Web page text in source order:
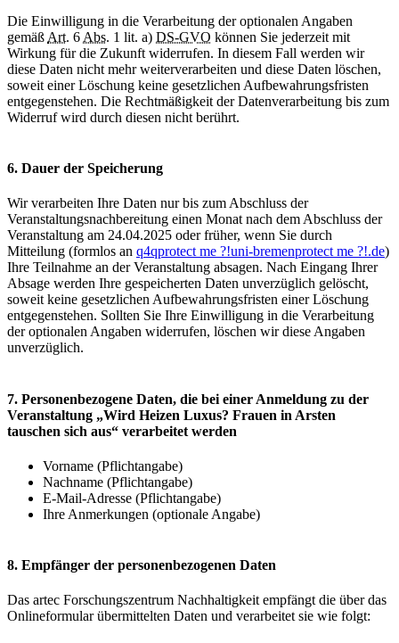
Die Einwilligung in die Verarbeitung der optionalen Angaben
gemäß Art. 6 Abs. 1 lit. a) DS-GVO können Sie jederzeit mit
Wirkung für die Zukunft widerrufen. In diesem Fall werden wir
diese Daten nicht mehr weiterverarbeiten und diese Daten löschen,
soweit einer Löschung keine gesetzlichen Aufbewahrungsfristen
entgegenstehen. Die Rechtmäßigkeit der Datenverarbeitung bis zum
Widerruf wird durch diesen nicht berührt.
6. Dauer der Speicherung
Wir verarbeiten Ihre Daten nur bis zum Abschluss der
Veranstaltungsnachbereitung einen Monat nach dem Abschluss der
Veranstaltung am 24.04.2025 oder früher, wenn Sie durch
Mitteilung (formlos an q4qprotect me ?!uni-bremenprotect me ?!.de)
Ihre Teilnahme an der Veranstaltung absagen. Nach Eingang Ihrer
Absage werden Ihre gespeicherten Daten unverzüglich gelöscht,
soweit keine gesetzlichen Aufbewahrungsfristen einer Löschung
entgegenstehen. Sollten Sie Ihre Einwilligung in die Verarbeitung
der optionalen Angaben widerrufen, löschen wir diese Angaben
unverzüglich.
7. Personenbezogene Daten, die bei einer Anmeldung zu der
Veranstaltung „Wird Heizen Luxus? Frauen in Arsten
tauschen sich aus“ verarbeitet werden
Vorname (Pflichtangabe)
Nachname (Pflichtangabe)
E-Mail-Adresse (Pflichtangabe)
Ihre Anmerkungen (optionale Angabe)
8. Empfänger der personenbezogenen Daten
Das artec Forschungszentrum Nachhaltigkeit empfängt die über das
Onlineformular übermittelten Daten und verarbeitet sie wie folgt: